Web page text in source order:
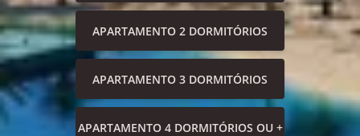
APARTAMENTO 2 DORMITÓRIOS
APARTAMENTO 3 DORMITÓRIOS
APARTAMENTO 4 DORMITÓRIOS OU +